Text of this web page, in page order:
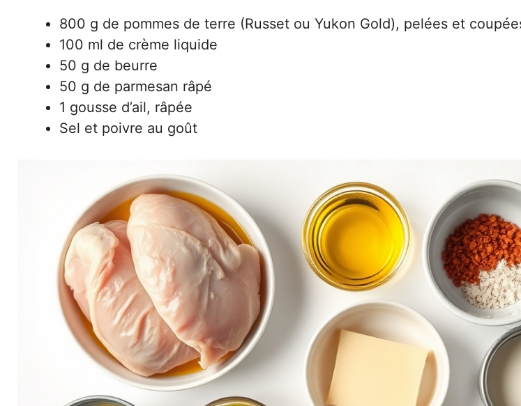
800 g de pommes de terre (Russet ou Yukon Gold), pelées et
100 ml de crème liquide
50 g de beurre
50 g de parmesan râpé
1 gousse d’ail, râpée
Sel et poivre au goût